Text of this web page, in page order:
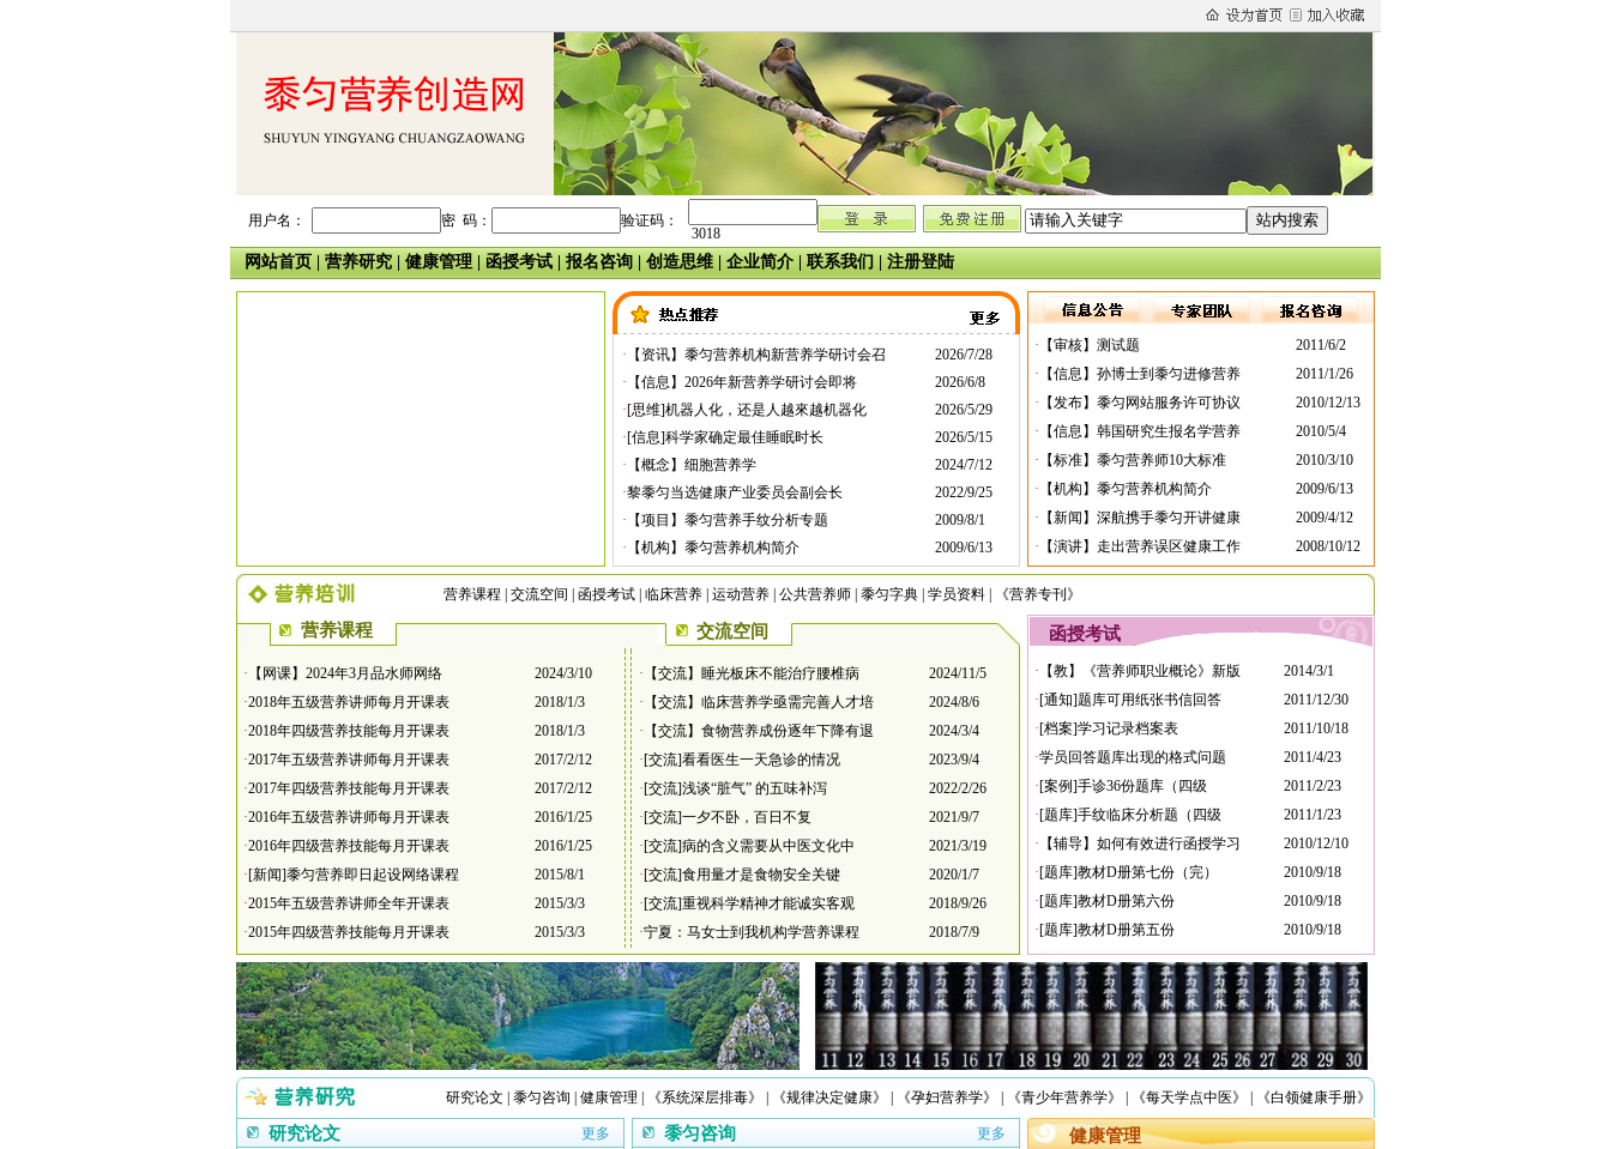
用户名： 密 码： 验证码：
3018
网站首页 营养研究 健康管理 函授考试 报名咨询 创造思维| 企业简介 联系我们 注册登陆
· 【资讯】黍匀营养机构新营养学研讨会召
2026/7/28
· 【信息】2026年新营养学研讨会即将
2026/6/8
·[思维]机器人化，还是人越來越机器化
2026/5/29
·[信息]科学家确定最佳睡眠时长
2026/5/15
· 【概念】细胞营养学
2024/7/12
·黎黍匀当选健康产业委员会副会长
2022/9/25
· 【项目】黍匀营养手纹分析专题
2009/8/1
· 【机构】黍匀营养机构简介 2009/6/13
· 【审核】测试题
2011/6/2
· 【信息】孙博士到黍匀进修营养
2011/1/26
· 【发布】黍匀网站服务许可协议
2010/12/13
· 【信息】韩国研究生报名学营养
2010/5/4
· 【标准】黍匀营养师10大标准
2010/3/10
· 【机构】黍匀营养机构简介
2009/6/13
· 【新闻】深航携手黍匀开讲健康
2009/4/12
· 【演讲】走出营养误区健康工作 2008/10/12
营养课程 交流空间 函授考试 临床营养 运动营养 公共营养师 黍匀字典 学员资料 《营养专刊》
营养课程 交流空间
· 【网课】2024年3月品水师网络
2024/3/10
·2018年五级营养讲师每月开课表
2018/1/3
·2018年四级营养技能每月开课表
2018/1/3
·2017年五级营养讲师每月开课表
2017/2/12
·2017年四级营养技能每月开课表
2017/2/12
·2016年五级营养讲师每月开课表
2016/1/25
·2016年四级营养技能每月开课表
2016/1/25
·[新闻]黍匀营养即日起设网络课程
2015/8/1
·2015年五级营养讲师全年开课表
2015/3/3
·2015年四级营养技能每月开课表 2015/3/3
· 【交流】睡光板床不能治疗腰椎病
2024/11/5
· 【交流】临床营养学亟需完善人才培
2024/8/6
· 【交流】食物营养成份逐年下降有退
2024/3/4
·[交流]看看医生一天急诊的情况
2023/9/4
·[交流]浅谈“脏气” 的五味补泻
2022/2/26
·[交流]一夕不卧，百日不复
2021/9/7
·[交流]病的含义需要从中医文化中
2021/3/19
·[交流]食用量才是食物安全关键
2020/1/7
·[交流]重视科学精神才能诚实客观
2018/9/26
·宁夏：马女士到我机构学营养课程 2018/7/9
函授考试
· 【教】《营养师职业概论》新版
2014/3/1
·[通知]题库可用纸张书信回答
2011/12/30
·[档案]学习记录档案表
2011/10/18
·学员回答题库出现的格式问题
2011/4/23
·[案例]手诊36份题库（四级
2011/2/23
·[题库]手纹临床分析题（四级
2011/1/23
· 【辅导】如何有效进行函授学习
2010/12/10
·[题库]教材D册第七份（完）
2010/9/18
·[题库]教材D册第六份
2010/9/18
·[题库]教材D册第五份 2010/9/18
研究论文 黍匀咨询 健康管理 《系统深层排毒》 《规律决定健康》 《孕妇营养学》 《青少年营养学》 《每天学点中医》 《白领健康手册》
研究论文 更多 黍匀咨询 更多 健康管理